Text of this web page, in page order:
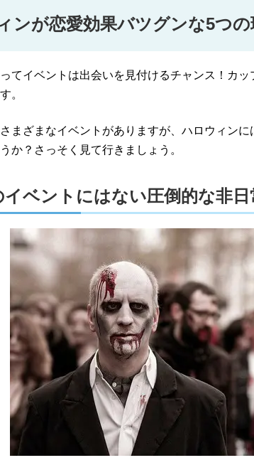
ンが恋愛効果バツグンな5つの
てイベントは出会いを見付けるチャンス！カ
。
まざまなイベントがありますが、ハロウィン
か？さっそく見て行きましょう。
ベントにはない圧倒的な非日